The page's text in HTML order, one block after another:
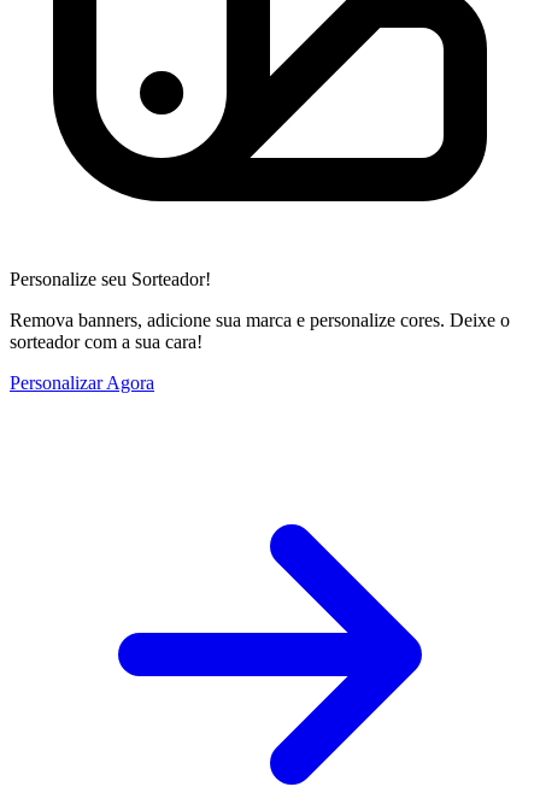
Personalize seu Sorteador!
Remova banners, adicione sua marca e personalize cores. Deixe o
sorteador com a sua cara!
Personalizar Agora